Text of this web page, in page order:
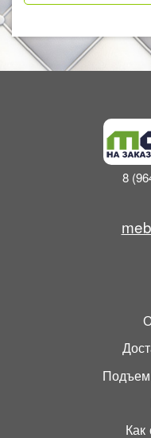
кронштейн - зависит
8
Как